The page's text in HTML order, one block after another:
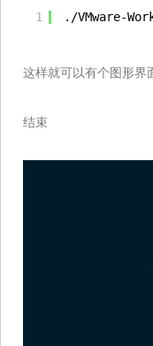
1 . /VMware-
这样就可以有个图形界
结束